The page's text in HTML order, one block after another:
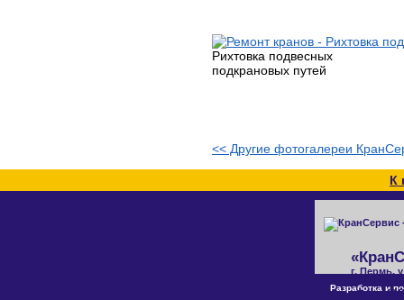
Рихтовка подвесных
подкрановых путей
<< Другие фотогалереи
К
г. Пермь,
Факс:
Разработка и